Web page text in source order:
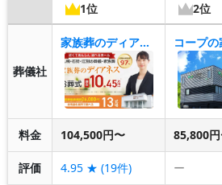
1位 2位
葬儀社
家族葬のディアネス 苗穂ホール
料金 104,500円〜 85,800
評価 4.95 ★ (19件) ー